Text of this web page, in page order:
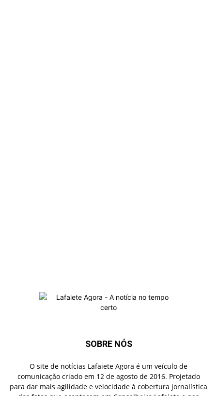
SOBRE NÓS
O site de notícias Lafaiete Agora é um veículo de
comunicação criado em 12 de agosto de 2016. Projetado
para dar mais agilidade e velocidade à cobertura jornalística